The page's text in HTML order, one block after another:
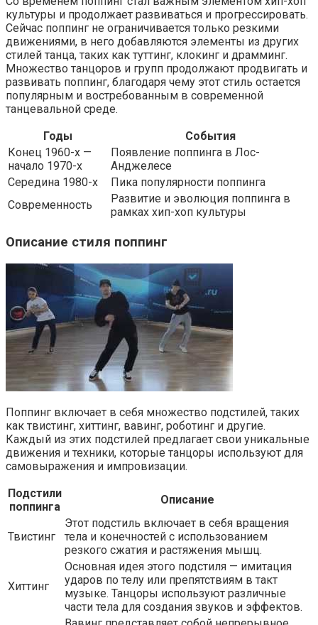
культуры и продолжает развиваться и прогрессировать.
Сейчас поппинг не ограничивается только резкими
движениями, в него добавляются элементы из других
стилей танца, таких как туттинг, клокинг и драмминг.
Множество танцоров и групп продолжают продвигать и
развивать поппинг, благодаря чему этот стиль остается
популярным и востребованным в современной
танцевальной среде.
Годы
События
Конец 1960-х —
начало 1970-х
Появление поппинга в Лос-
Анджелесе
Середина 1980-х
Пика популярности поппинга
Современность
Развитие и эволюция поппинга в
рамках хип-хоп культуры
Описание стиля поппинг
Поппинг включает в себя множество подстилей, таких
как твистинг, хиттинг, вавинг, роботинг и другие.
Каждый из этих подстилей предлагает свои уникальные
движения и техники, которые танцоры используют для
самовыражения и импровизации.
Подстили
поппинга
Описание
Твистинг
Этот подстиль включает в себя вращения
тела и конечностей с использованием
резкого сжатия и растяжения мышц.
Хиттинг
Основная идея этого подстиля — имитация
ударов по телу или препятствиям в такт
музыке. Танцоры используют различные
части тела для создания звуков и эффектов.